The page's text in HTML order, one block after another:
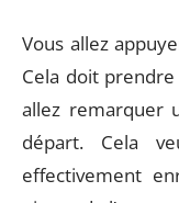
Vous allez
Cela doit
allez remarquer
départ. Cela
effectivement